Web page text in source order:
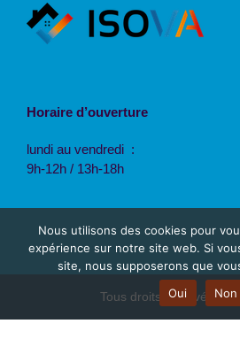
Horaire d’ouverture
lundi au vendredi :
9h-12h / 13h-18h
Tous droits réservés ©
Nous utilisons des cookies pour
expérience sur notre site web. Si
site, nous supposerons que
Oui
Non